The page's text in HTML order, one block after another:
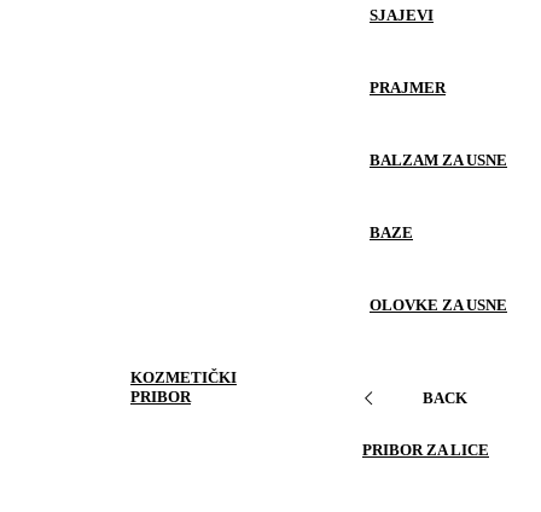
SJAJEVI
PRAJMER
BALZAM ZA USNE
BAZE
OLOVKE ZA USNE
KOZMETIČKI
PRIBOR
BACK
PRIBOR ZA LICE